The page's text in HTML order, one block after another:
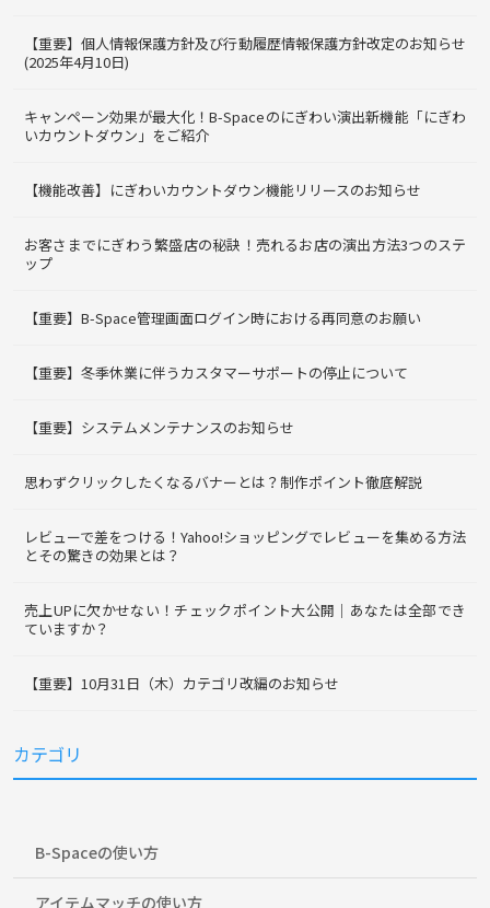
【重要】個人情報保護方針及び行動履歴情報保護方針改定のお知らせ
(2025年4月10日)
キャンペーン効果が最大化！B-Spaceのにぎわい演出新機能「にぎわ
いカウントダウン」をご紹介
【機能改善】にぎわいカウントダウン機能リリースのお知らせ
お客さまでにぎわう繁盛店の秘訣！売れるお店の演出方法3つのステ
ップ
【重要】B-Space管理画面ログイン時における再同意のお願い
【重要】冬季休業に伴うカスタマーサポートの停止について
【重要】システムメンテナンスのお知らせ
思わずクリックしたくなるバナーとは？制作ポイント徹底解説
レビューで差をつける！Yahoo!ショッピングでレビューを集める方法
とその驚きの効果とは？
売上UPに欠かせない！チェックポイント大公開｜あなたは全部でき
ていますか？
【重要】10月31日（木）カテゴリ改編のお知らせ
カテゴリ
B-Spaceの使い方
アイテムマッチの使い方